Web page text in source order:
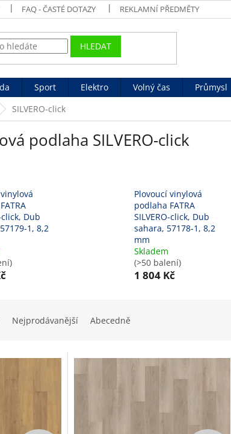
FAQ - ČASTÉ DOTAZY REKLAMNÍ PŘEDMĚTY
HLEDAT
Sport Elektro Volný čas Průmysl
SILVERO-click
podlaha SILVERO-click
click, Dub
1, 8,2
Plovoucí vinylová
podlaha FATRA
SILVERO-click, Dub
sahara, 57178-1, 8,2
mm
Skladem
(>50 balení)
1 804 Kč
Nejprodávanější Abecedně